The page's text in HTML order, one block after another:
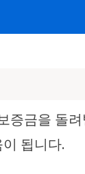
금을 돌
됩니다.